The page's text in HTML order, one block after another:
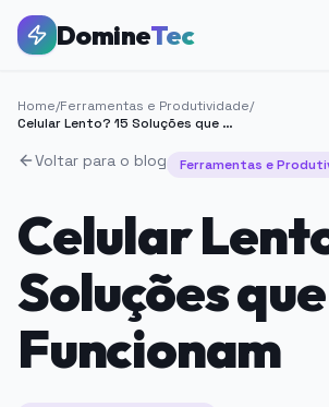
DomineTec
Home/Ferramentas e Produtividade/
Celular Lento? 15 Soluções que Funcionam
Voltar para o blog Ferramentas e
Celular
Soluções que
Funcionam